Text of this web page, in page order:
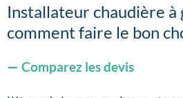
Installateur chaudière à
comment faire le bon
Comparez les devis